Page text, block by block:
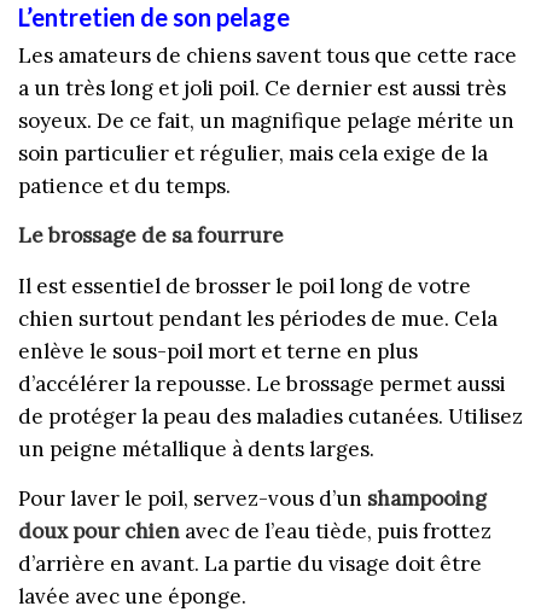
L’entretien de son pelage
Les amateurs de chiens savent tous que cette race
a un très long et joli poil. Ce dernier est aussi très
soyeux. De ce fait, un magnifique pelage mérite un
soin particulier et régulier, mais cela exige de la
patience et du temps.
Le brossage de sa fourrure
Il est essentiel de brosser le poil long de votre
chien surtout pendant les périodes de mue. Cela
enlève le sous-poil mort et terne en plus
d’accélérer la repousse. Le brossage permet aussi
de protéger la peau des maladies cutanées. Utilisez
un peigne métallique à dents larges.
Pour laver le poil, servez-vous d’un shampooing
doux pour chien avec de l’eau tiède, puis frottez
d’arrière en avant. La partie du visage doit être
lavée avec une éponge.